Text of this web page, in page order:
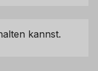
kannst.